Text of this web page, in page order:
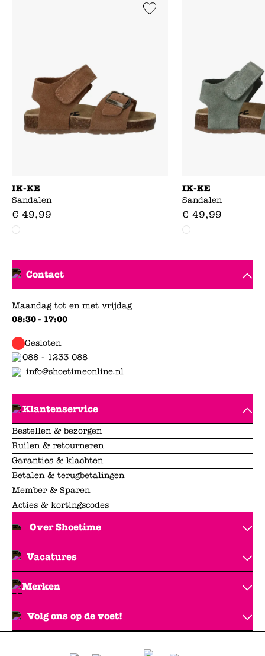
Add to Wishlist
IK-KE
Sandalen
€ 49,99
IK-KE
Sandalen
€ 49,99
Contact
Maandag tot en met vrijdag
08:30 - 17:00
Gesloten
088 - 1233 088
info@shoetimeonline.nl
Klantenservice
Bestellen & bezorgen
Ruilen & retourneren
Garanties & klachten
Betalen & terugbetalingen
Member & Sparen
Acties & kortingscodes
Over Shoetime
Vacatures
Merken
Volg ons op de voet!